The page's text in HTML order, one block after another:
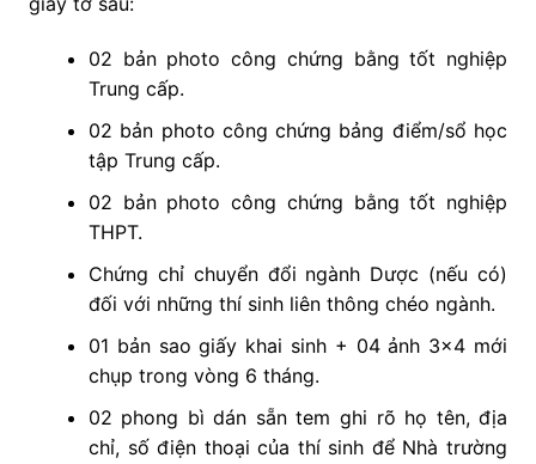
02 bản photo công chứng bằng tốt nghiệp
Trung cấp.
02 bản photo công chứng bảng điểm/sổ học
tập Trung cấp.
02 bản photo công chứng bằng tốt nghiệp
THPT.
Chứng chỉ chuyển đổi ngành Dược (nếu có)
đối với những thí sinh liên thông chéo ngành.
01 bản sao giấy khai sinh + 04 ảnh 3×4 mới
chụp trong vòng 6 tháng.
02 phong bì dán sẵn tem ghi rõ họ tên, địa
chỉ, số điện thoại của thí sinh để Nhà trường